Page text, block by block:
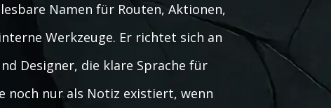
Namen für Routen, Aktionen,
Werkzeuge. Er richtet sich an
Designer, die klare Sprache für
noch nur als Notiz existiert, wenn